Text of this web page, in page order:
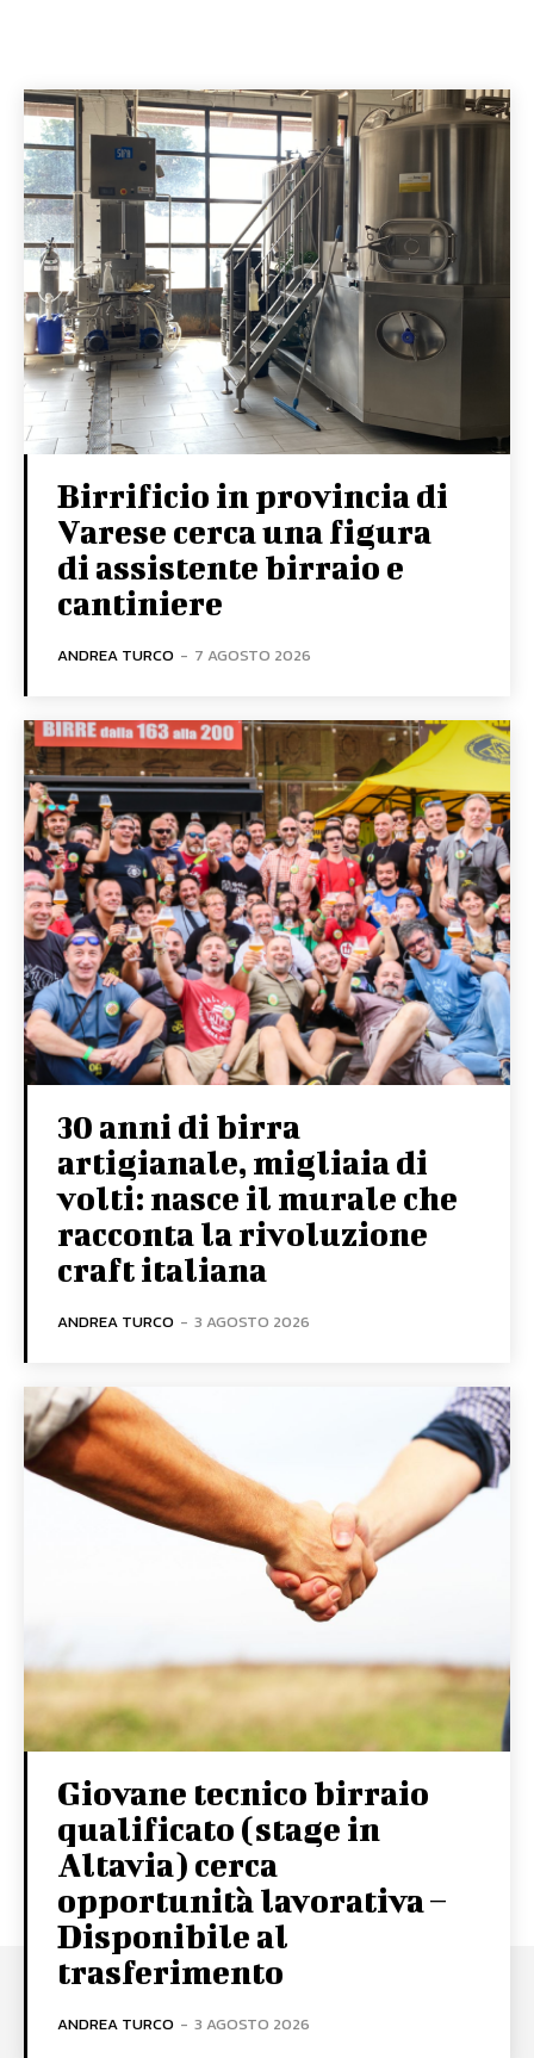
Birrificio in provincia di
Varese cerca una figura
di assistente birraio e
cantiniere
ANDREA TURCO - 7 AGOSTO 2026
30 anni di birra
artigianale, migliaia di
volti: nasce il murale che
racconta la rivoluzione
craft italiana
ANDREA TURCO - 3 AGOSTO 2026
Giovane tecnico birraio
qualificato (stage in
Altavia) cerca
opportunità lavorativa –
Disponibile al
trasferimento
ANDREA TURCO - 3 AGOSTO 2026